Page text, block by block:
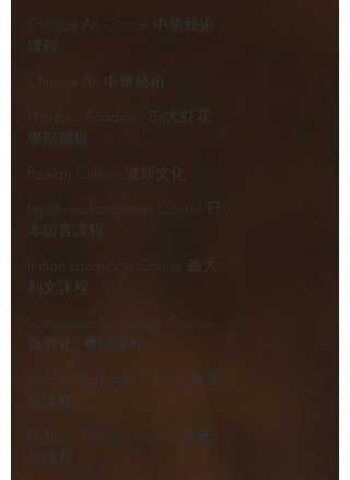
Chinese Art Course 中華藝術
課程
Chinese Art 中華藝術
Hibiscus Academy Bu大紅花
學館簡報
Persian Culture 波斯文化
Japanese Language Course 日
本語言課程
Italian Language Course 義大
利文課程
Cantonese Language Course
廣府化/粵語課程
Hakka Language Course 客家
語課程
Bahasa Melayu Course 馬來
語課程